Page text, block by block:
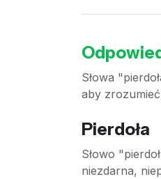
Słowa
aby
Pierdoła
Słowo
niezdarna,